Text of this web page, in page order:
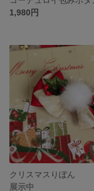
1,980円
クリスマスりぼん
展示中